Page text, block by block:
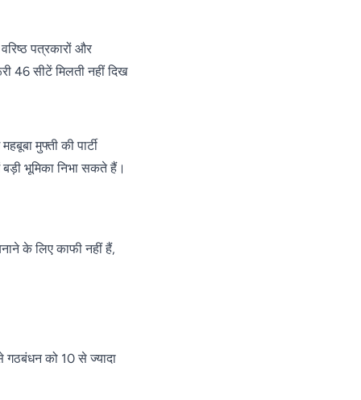
पत्रकारों और
46 सीटें मिलती नहीं दिख
मुफ्ती की पार्टी
भूमिका निभा सकते हैं।
के लिए काफी नहीं हैं,
गठबंधन को 10 से ज्यादा